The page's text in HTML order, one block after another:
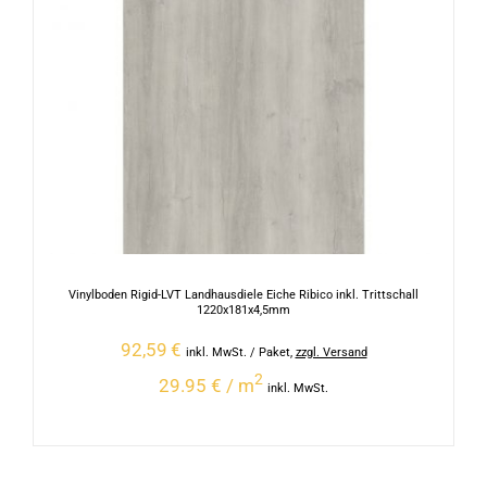
Vinylboden Rigid-LVT Landhausdiele Eiche Ribico inkl. Trittschall
1220x181x4,5mm
92,59 € inkl. MwSt. / Paket, zzgl. Versand
29.95 € / m2
inkl. MwSt.